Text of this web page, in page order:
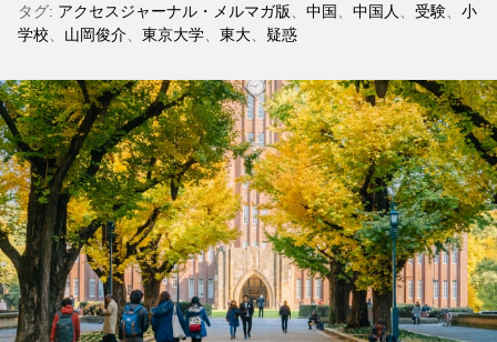
タグ: アクセスジャーナル・メルマガ版 中国 中国人 受験
小
学校
山岡俊介 東京大学 東大 疑惑